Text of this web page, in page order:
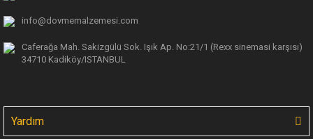
info@dovmemalzemesi.com
Caferağa Mah. Sakizgülü Sok. Işık Ap. No:21/1 (Rexx sinemasi karşısı)
34710 Kadiköy/ISTANBUL
Yardım